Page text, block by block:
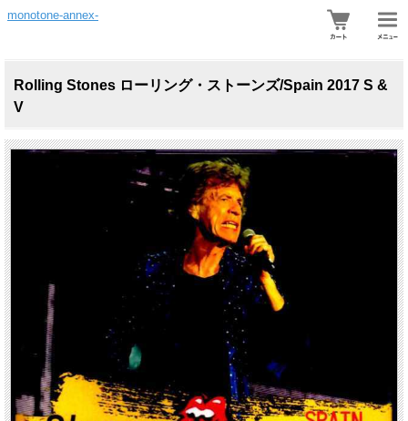
monotone-annex-
Rolling Stones ローリング・ストーンズ/Spain 2017 S &
V